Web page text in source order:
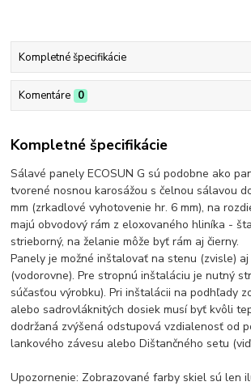
Kompletné špecifikácie
Komentáre 0
Kompletné špecifikácie
Sálavé panely ECOSUN G sú podobne ako
tvorené nosnou karosážou s čelnou sálavou
mm (zrkadlové vyhotovenie hr. 6 mm), na
majú obvodový rám z eloxovaného hliníka -
strieborný, na želanie môže byť rám aj čierny.
Panely je možné inštalovať na stenu (zvisle)
(vodorovne). Pre stropnú inštaláciu je nutný
súčasťou výrobku). Pri inštalácii na podhľady
alebo sadrovláknitých dosiek musí byť kvôli
dodržaná zvýšená odstupová vzdialenosť od
lankového závesu alebo Dištančného setu
Upozornenie: Zobrazované farby skiel sú len